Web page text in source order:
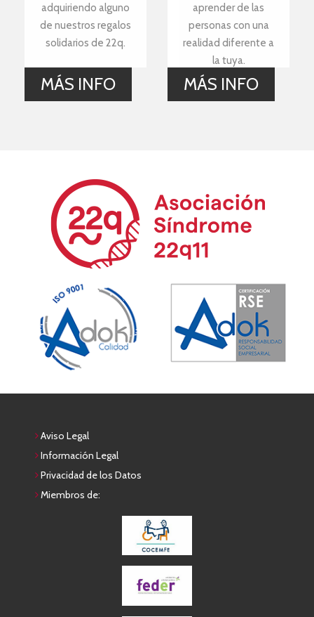
adquiriendo alguno
de nuestros regalos
solidarios de 22q.
MÁS INFO
aprender de las
personas con una
realidad diferente a
la tuya.
MÁS INFO
Aviso Legal
Información Legal
Privacidad de los Datos
Miembros de: